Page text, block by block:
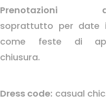
Prenotazioni
soprattutto per date
come feste di
chiusura.
Dress code: casual